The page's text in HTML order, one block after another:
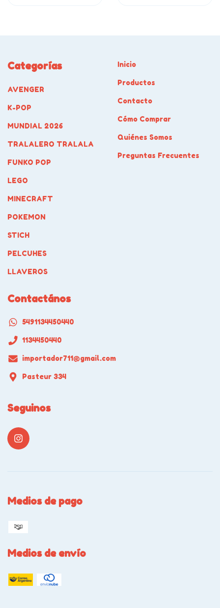
Categorías
AVENGER
K-POP
MUNDIAL 2026
TRALALERO TRALALA
FUNKO POP
LEGO
MINECRAFT
POKEMON
STICH
PELCUHES
LLAVEROS
Inicio
Productos
Contacto
Cómo Comprar
Quiénes Somos
Preguntas Frecuentes
Contactános
5491134450440
1134450440
importador711@gmail.com
Pasteur 334
Seguinos
Medios de pago
Medios de envío